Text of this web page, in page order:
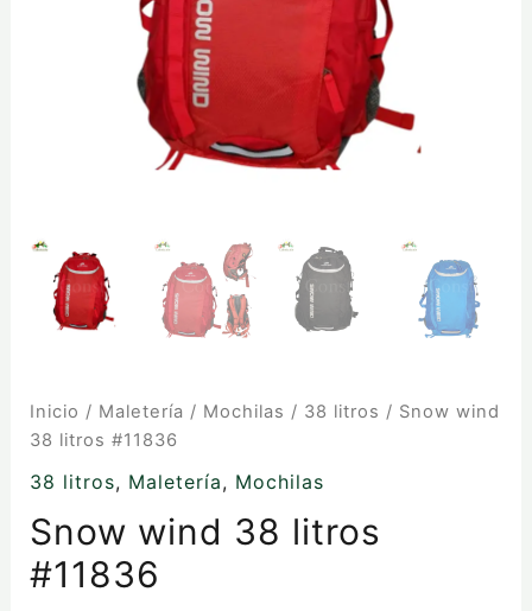
Inicio / Maletería / Mochilas / 38 litros / Snow wind
38 litros #11836
38 litros, Maletería, Mochilas
Snow wind 38 litros
#11836